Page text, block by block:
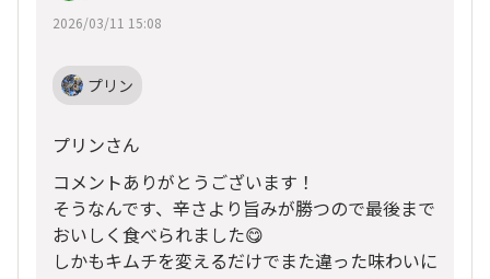
2026/03/11 15:08
プリン
プリンさん
コメントありがとうございます！
そうなんです、辛さより旨みが勝つので最後まで
おいしく食べられました😋
しかもキムチを変えるだけでまた違った味わいに